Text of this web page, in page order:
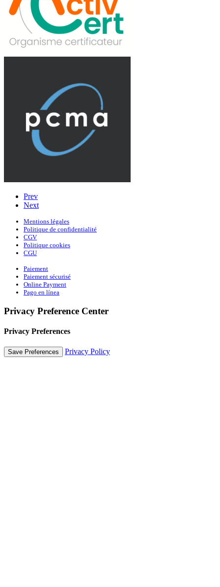
Prev
Next
Mentions légales
Politique de confidentialité
CGV
Politique cookies
CGU
Paiement
Paiement sécurisé
Online Payment
Pago en línea
Privacy Preference Center
Privacy Preferences
Privacy Policy